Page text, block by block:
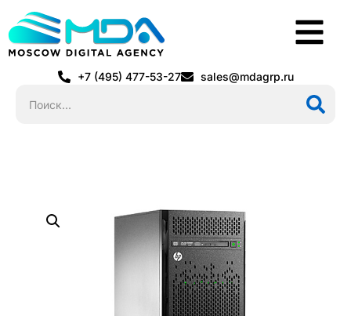
+7 (495) 477-53-27 sales@mdagrp.ru